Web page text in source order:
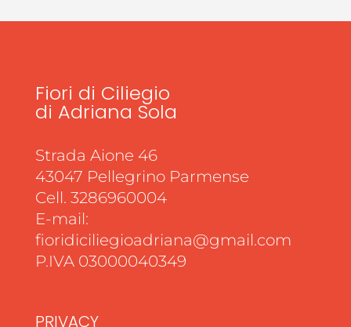
Fiori di Ciliegio
di Adriana Sola
Strada Aione 46
43047 Pellegrino Parmense
Cell. 3286960004
E-mail:
fioridiciliegioadriana@gmail.com
P.IVA 03000040349
PRIVACY